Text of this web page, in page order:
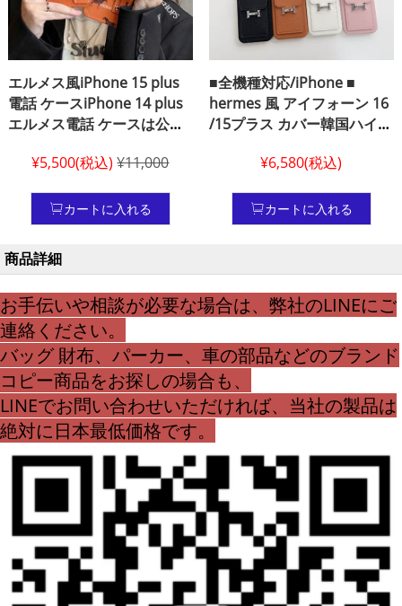
エルメス風iPhone 15 plus
電話 ケースiPhone 14 plus
エルメス電話 ケースは公式
トストラップ iPhone 15
iPhone 13 ケース エルメス
オレンジブランドロゴ
iPhone 14 Plus ケース エル
メスエルメス メンズ iPhone
13 Plus
¥5,500(税込)¥11,000
カートに入れる
■全機種対応/iPhone ■
hermes 風 アイフォーン 16
/15プラス カバー韓国ハイブ
13 ケース hermes エルメス
ライチテクスチャ
¥6,580(税込)
カートに入れる
商品詳細
お手伝いや相談が必要な場合は、弊社のLINEにご
連絡ください。
バッグ 財布、パーカー、車の部品などのブランド
コピー商品をお探しの場合も、
LINEでお問い合わせいただければ、当社の製品は
絶対に日本最低価格です。